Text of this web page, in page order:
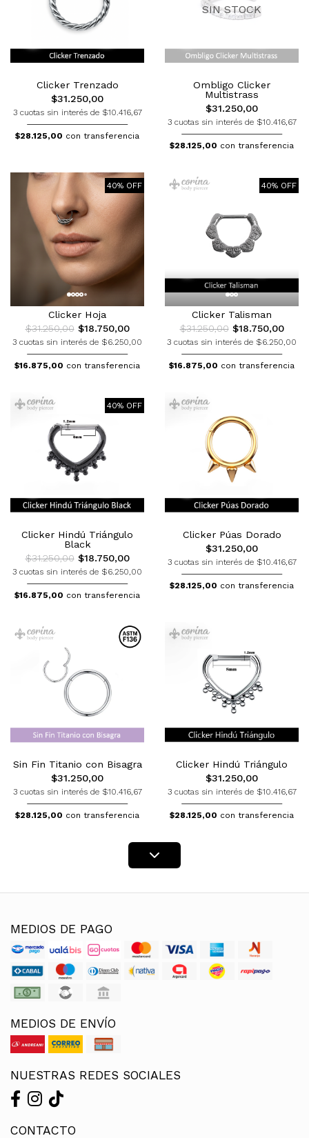
Clicker Trenzado
$31.250,00
3 cuotas sin interés de $10.416,67
$28.125,00 con transferencia
SIN STOCK
Ombligo Clicker
Multistrass
$31.250,00
3 cuotas sin interés de $10.416,67
$28.125,00 con transferencia
40% OFF
Clicker Hoja
$31.250,00$18.750,00
3 cuotas sin interés de $6.250,00
$16.875,00 con transferencia
40% OFF
Clicker Talisman
$31.250,00$18.750,00
3 cuotas sin interés de $6.250,00
$16.875,00 con transferencia
40% OFF
Clicker Hindú Triángulo
Black
$31.250,00$18.750,00
3 cuotas sin interés de $6.250,00
$16.875,00 con transferencia
Clicker Púas Dorado
$31.250,00
3 cuotas sin interés de $10.416,67
$28.125,00 con transferencia
Sin Fin Titanio con Bisagra
$31.250,00
3 cuotas sin interés de $10.416,67
$28.125,00 con transferencia
Clicker Hindú Triángulo
$31.250,00
3 cuotas sin interés de $10.416,67
$28.125,00 con transferencia
MEDIOS DE PAGO
MEDIOS DE ENVÍO
NUESTRAS REDES SOCIALES
CONTACTO